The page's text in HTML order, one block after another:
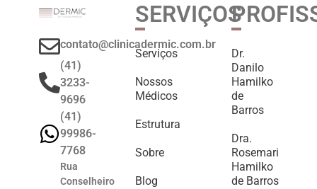
contato@clinicadermic.com.br
(41)
3233-
9696
(41)
99986-
7768
Rua
Conselheiro
SERVIÇOS
Serviços
Nossos
Médicos
Estrutura
Sobre
Blog
Dr.
Danilo
Hamilko
de
Barros
Dra.
Rosemari
Hamilko
de Barros